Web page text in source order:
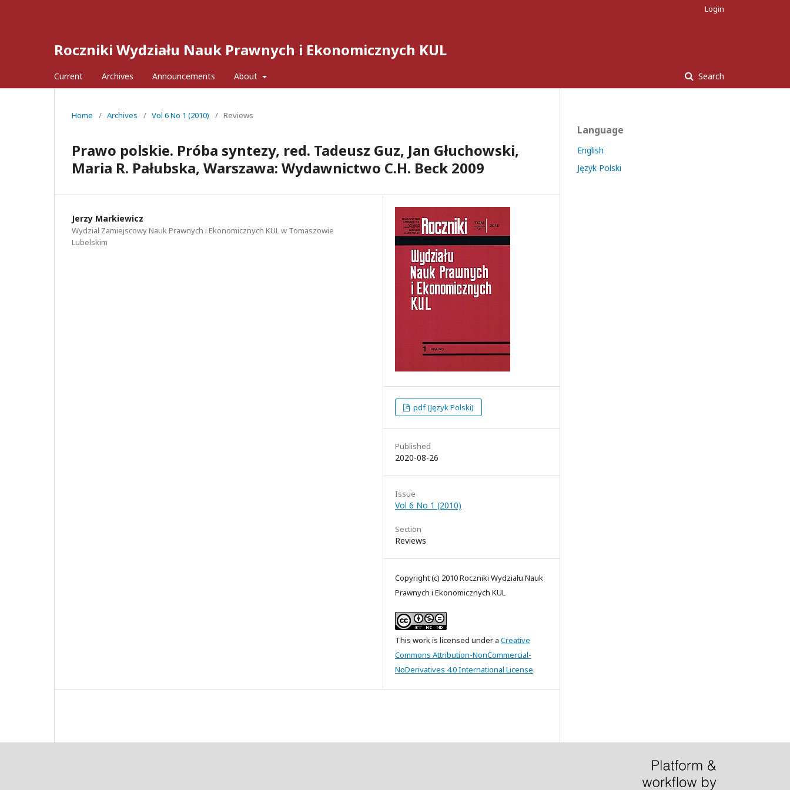
Roczniki Wydziału Nauk Prawnych i Ekonomicznych KUL
Current Archives Announcements About Search
Login
Home / Archives / Vol 6 No 1 (2010) / Reviews
Prawo polskie. Próba syntezy, red. Tadeusz Guz, Jan Głuchowski,
Maria R. Pałubska, Warszawa: Wydawnictwo C.H. Beck 2009
Jerzy Markiewicz
Wydział Zamiejscowy Nauk Prawnych i Ekonomicznych KUL w Tomaszowie
Lubelskim
pdf (Język Polski)
Published
2020-08-26
Issue
Vol 6 No 1 (2010)
Section
Reviews
Copyright (c) 2010 Roczniki Wydziału Nauk
Prawnych i Ekonomicznych KUL
This work is licensed under a Creative
Commons Attribution-NonCommercial-
NoDerivatives 4.0 International License.
Language
English
Język Polski